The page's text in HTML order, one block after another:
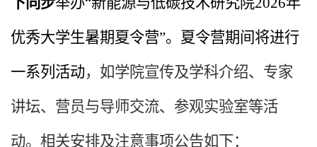
优秀大学生暑期夏令营”。夏令营期间将进行
一系列活动，如学院宣传及学科介绍、专家
讲坛、营员与导师交流、参观实验室等活
动。相关安排及注意事项公告如下：